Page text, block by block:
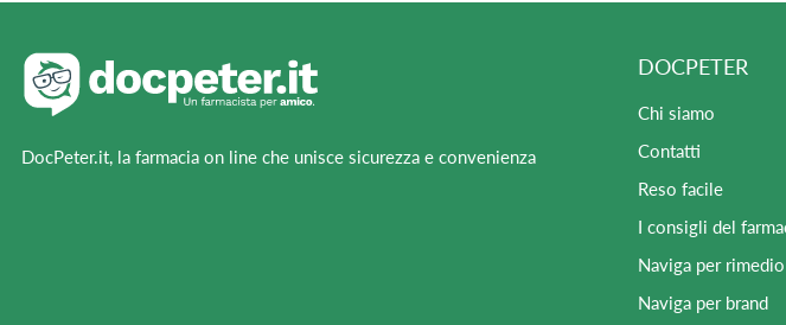
DocPeter.it, la farmacia on line che unisce sicurezza e convenienza
DOCPETER
Chi siamo
Contatti
Reso facile
I consigli del
Naviga per rimedio
Naviga per brand